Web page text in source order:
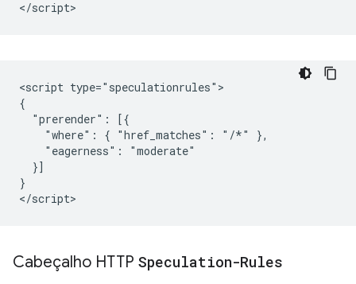
<script type="speculationrules">
{
  "prerender": [{
    "where": { "href_matches": "/*" },
    "eagerness": "moderate"
  }]
}
Cabeçalho HTTP Speculation-Rules